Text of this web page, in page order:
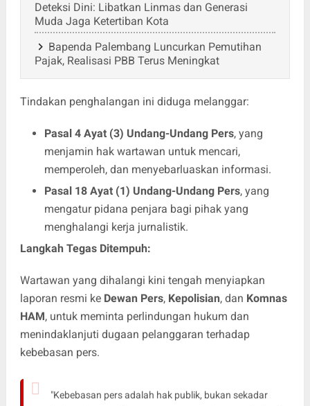
Deteksi Dini: Libatkan Linmas dan Generasi
Muda Jaga Ketertiban Kota
Bapenda Palembang Luncurkan Pemutihan
Pajak, Realisasi PBB Terus Meningkat
Tindakan penghalangan ini diduga melanggar:
Pasal 4 Ayat (3) Undang-Undang Pers, yang
menjamin hak wartawan untuk mencari,
memperoleh, dan menyebarluaskan informasi.
Pasal 18 Ayat (1) Undang-Undang Pers, yang
mengatur pidana penjara bagi pihak yang
menghalangi kerja jurnalistik.
Langkah Tegas Ditempuh:
Wartawan yang dihalangi kini tengah menyiapkan
laporan resmi ke Dewan Pers, Kepolisian, dan Komnas
HAM, untuk meminta perlindungan hukum dan
menindaklanjuti dugaan pelanggaran terhadap
kebebasan pers.
"Kebebasan pers adalah hak publik, bukan sekadar